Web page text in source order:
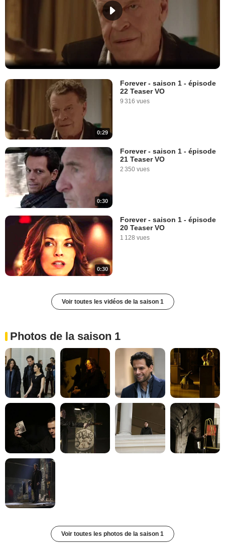
0:29
Forever - saison 1 - épisode
22 Teaser VO
9 316 vues
0:30
Forever - saison 1 - épisode
21 Teaser VO
2 350 vues
0:30
Forever - saison 1 - épisode
20 Teaser VO
1 128 vues
Voir toutes les vidéos de la saison 1
Photos de la saison 1
Voir toutes les photos de la saison 1